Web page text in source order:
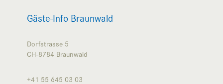
Gäste-Info Braunwald
Dorfstrasse 5
CH-8784 Braunwald
+41 55 645 03 03